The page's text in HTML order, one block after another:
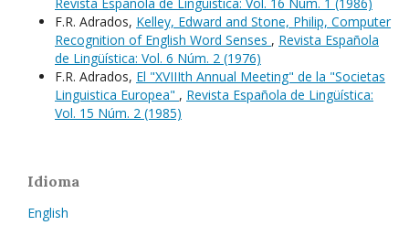
F.R. Adrados, Kelley, Edward and Stone, Philip, Computer
Recognition of English Word Senses , Revista Española
de Lingüística: Vol. 6 Núm. 2 (1976)
F.R. Adrados, El "XVIIIth Annual Meeting" de la "Societas
Linguistica Europea" , Revista Española de Lingüística:
Vol. 15 Núm. 2 (1985)
Idioma
English